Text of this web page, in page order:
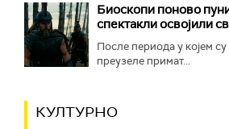
Биоскопи поново
спектакли освојили
После периода у којем
преузеле примат...
КУЛТУРНО